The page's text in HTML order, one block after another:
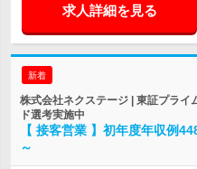
求人詳細を見る
新着
株式会社ネクステージ | 東証プラ
ド選考実施中
【 接客営業 】初年度年収例
～